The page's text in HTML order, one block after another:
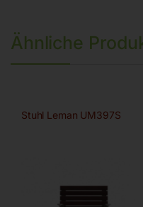
Ähnliche
Stuhl Leman UM397S